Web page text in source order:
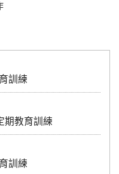
訓練
期教育訓練
訓練